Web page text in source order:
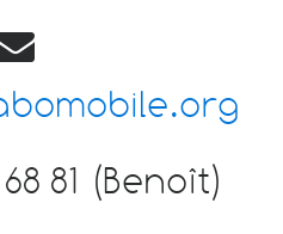
81 (Benoît)